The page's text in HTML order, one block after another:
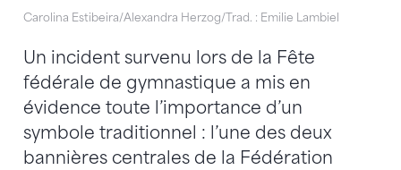
Carolina Estibeira/Alexandra Herzog/Trad. : Emilie Lambiel
Un incident survenu lors de la Fête
fédérale de gymnastique a mis en
évidence toute l’importance d’un
symbole traditionnel : l’une des deux
bannières centrales de la Fédération